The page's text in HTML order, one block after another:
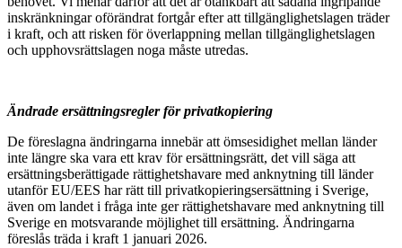
inskränkningar oförändrat fortgår efter att tillgänglighetslagen träder
i kraft, och att risken för överlappning mellan tillgänglighetslagen
och upphovsrättslagen noga måste utredas.
Ändrade ersättningsregler för privatkopiering
De föreslagna ändringarna innebär att ömsesidighet mellan länder
inte längre ska vara ett krav för ersättningsrätt, det vill säga att
ersättningsberättigade rättighetshavare med anknytning till länder
utanför EU/EES har rätt till privatkopieringsersättning i Sverige,
även om landet i fråga inte ger rättighetshavare med anknytning till
Sverige en motsvarande möjlighet till ersättning. Ändringarna
föreslås träda i kraft 1 januari 2026.